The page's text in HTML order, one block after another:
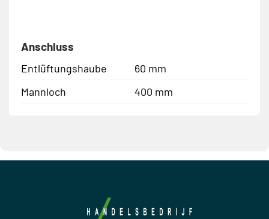
Anschluss
Entlüftungshaube
60 mm
Mannloch
400 mm